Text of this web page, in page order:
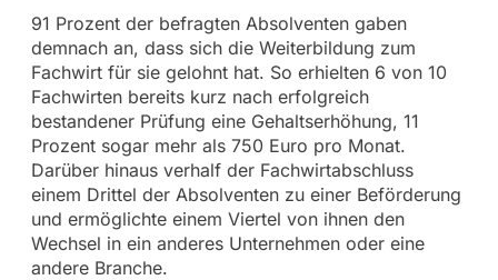
91 Prozent der befragten Absolventen gaben
demnach an, dass sich die Weiterbildung zum
Fachwirt für sie gelohnt hat. So erhielten 6 von 10
Fachwirten bereits kurz nach erfolgreich
bestandener Prüfung eine Gehaltserhöhung, 11
Prozent sogar mehr als 750 Euro pro Monat.
Darüber hinaus verhalf der Fachwirtabschluss
einem Drittel der Absolventen zu einer Beförderung
und ermöglichte einem Viertel von ihnen den
Wechsel in ein anderes Unternehmen oder eine
andere Branche.